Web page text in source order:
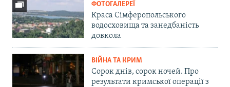
ФОТОГАЛЕРЕЇ
Краса Сімферопольського
водосховища та занедбаність
довкола
ВІЙНА ТА КРИМ
Сорок днів, сорок ночей. Про
результати кримської операції з